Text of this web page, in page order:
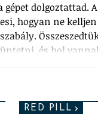
dolgoztattad. A
hogyan ne
és hol
RED PILL